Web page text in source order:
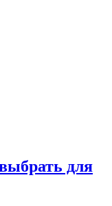
для